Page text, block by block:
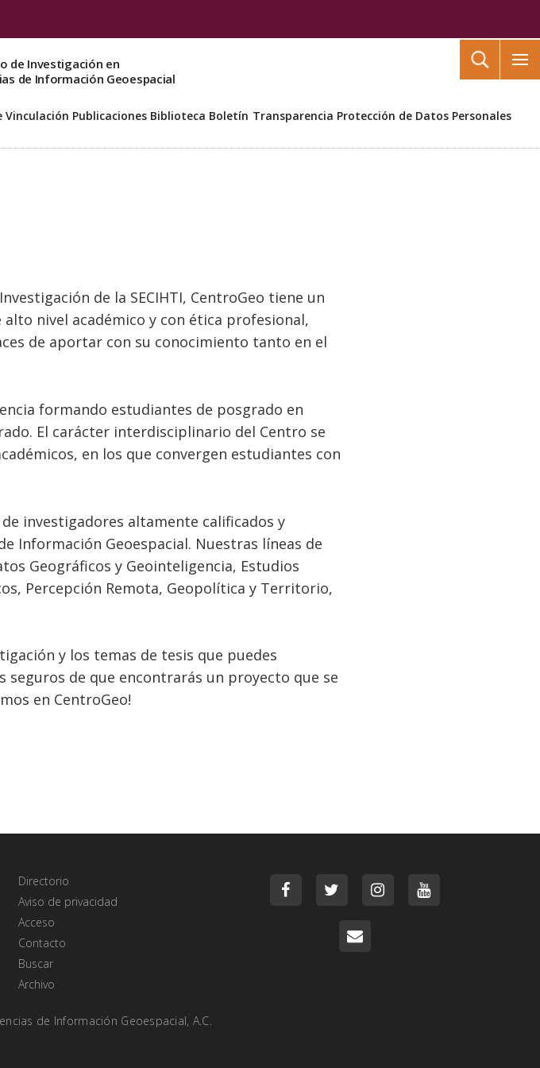
de Investigación en
de Información Geoespacial
Vinculación Publicaciones Biblioteca Boletín Transparencia Protección de Datos Personales
de la SECIHTI, CentroGeo tiene un
nivel académico y con ética profesional,
de aportar con su conocimiento tanto en el
formando estudiantes de posgrado en
El carácter interdisciplinario del Centro se
en los que convergen estudiantes con
investigadores altamente calificados y
Información Geoespacial. Nuestras líneas de
Geográficos y Geointeligencia, Estudios
Percepción Remota, Geopolítica y Territorio,
y los temas de tesis que puedes
de que encontrarás un proyecto que se
en CentroGeo!
Directorio
Aviso de privacidad
Acceso
Contacto
Buscar
Archivo
de Información Geoespacial, A.C.